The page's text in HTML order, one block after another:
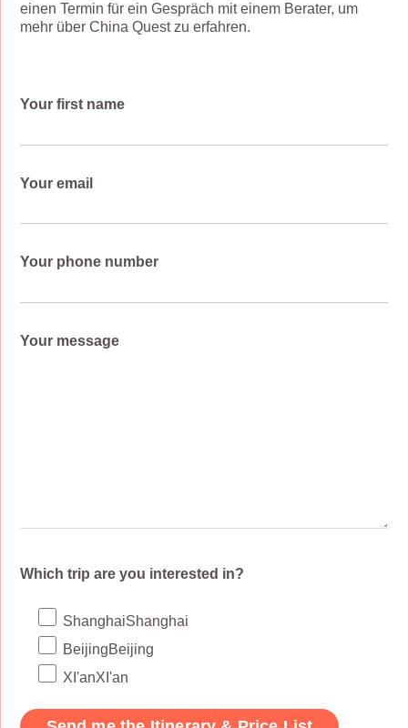
einen Termin für ein Gespräch mit einem Berater, um
mehr über China Quest zu erfahren.
Your first name
Your email
Your phone number
Your message
Which trip are you interested in?
ShanghaiShanghai
BeijingBeijing
XI'anXI'an